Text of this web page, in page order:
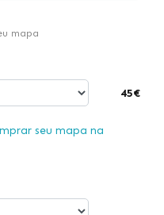
mapa
45€
seu mapa na